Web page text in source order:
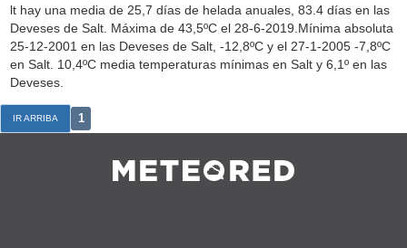
lt hay una media de 25,7 días de helada anuales, 83.4 días en las
Deveses de Salt. Máxima de 43,5ºC el 28-6-2019.Mínima absoluta
25-12-2001 en las Deveses de Salt, -12,8ºC y el 27-1-2005 -7,8ºC
en Salt. 10,4ºC media temperaturas mínimas en Salt y 6,1º en las
Deveses.
IR ARRIBA 1